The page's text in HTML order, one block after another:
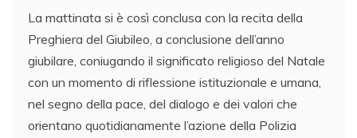
La mattinata si è così conclusa con la recita della
Preghiera del Giubileo, a conclusione dell’anno
giubilare, coniugando il significato religioso del Natale
con un momento di riflessione istituzionale e umana,
nel segno della pace, del dialogo e dei valori che
orientano quotidianamente l’azione della Polizia